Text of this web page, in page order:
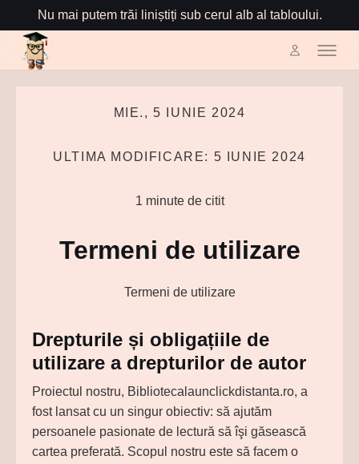
Nu mai putem trăi liniștiți sub cerul alb al tabloului.
MIE., 5 IUNIE 2024
ULTIMA MODIFICARE: 5 IUNIE 2024
1 minute de citit
Termeni de utilizare
Termeni de utilizare
Drepturile și obligațiile de
utilizare a drepturilor de autor
Proiectul nostru, Bibliotecalaunclickdistanta.ro, a
fost lansat cu un singur obiectiv: să ajutăm
persoanele pasionate de lectură să îşi găsească
cartea preferată. Scopul nostru este să facem o